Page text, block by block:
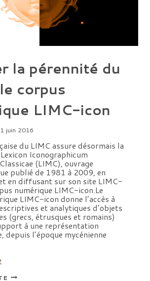
la pérennité du
corpus
LIMC-icon
juin 2016
du LIMC assure désormais la
Iconographicum
(LIMC), ouvrage
publié de 1981 à 2009, en
en diffusant sur son site LIMC-
numérique LIMC-icon.Le
LIMC-icon donne l’accès à
et analytiques d’objets
(grecs, étrusques et romains)
à une représentation
depuis l’époque mycénienne
ASSURER